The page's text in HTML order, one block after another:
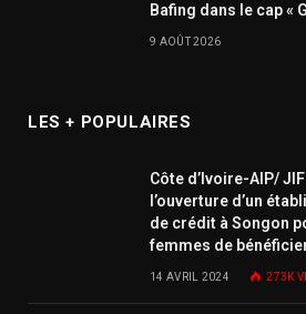
Bafing dans le cap «
9 AOÛT 2026
LES + POPULAIRES
Côte d’Ivoire-AIP/
l’ouverture d’un
de crédit à Songon
femmes de bénéficier
14 AVRIL 2024 273K